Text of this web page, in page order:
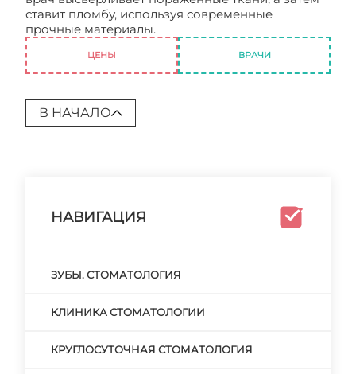
ставит пломбу, используя современные
прочные материалы.
ЦЕНЫ ВРАЧИ
В НАЧАЛО
НАВИГАЦИЯ
ЗУБЫ. СТОМАТОЛОГИЯ
КЛИНИКА СТОМАТОЛОГИИ
КРУГЛОСУТОЧНАЯ СТОМАТОЛОГИЯ